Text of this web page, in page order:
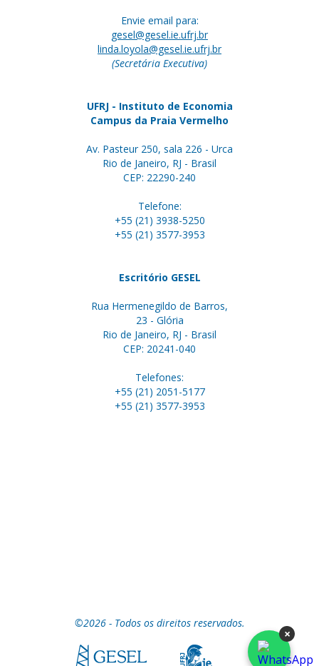
Envie email para:
gesel@gesel.ie.ufrj.br
linda.loyola@gesel.ie.ufrj.br
(Secretária Executiva)
UFRJ - Instituto de Economia
Campus da Praia Vermelho
Av. Pasteur 250, sala 226 - Urca
Rio de Janeiro, RJ - Brasil
CEP: 22290-240
Telefone:
+55 (21) 3938-5250
+55 (21) 3577-3953
Escritório GESEL
Rua Hermenegildo de Barros,
23 - Glória
Rio de Janeiro, RJ - Brasil
CEP: 20241-040
Telefones:
+55 (21) 2051-5177
+55 (21) 3577-3953
©2026 - Todos os direitos reservados.
×